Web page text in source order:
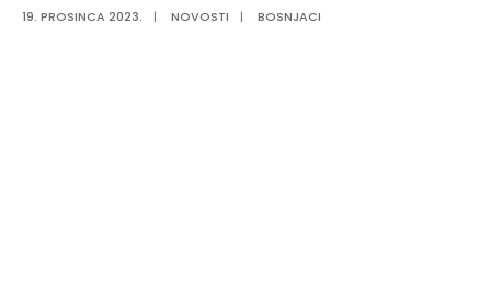
19. PROSINCA 2023. | NOVOSTI | BOSNJACI